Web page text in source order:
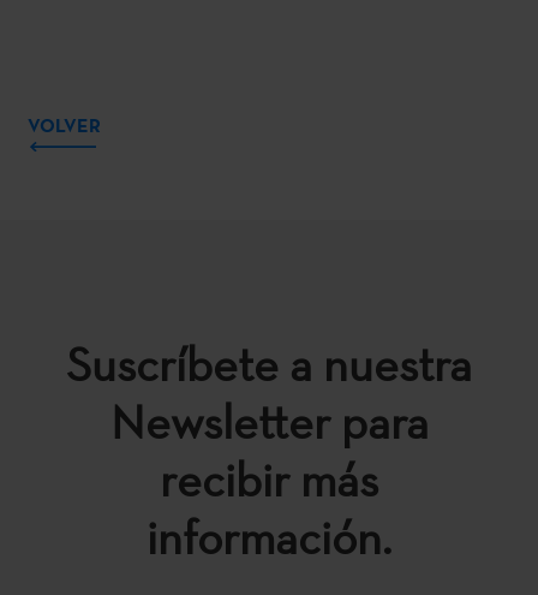
VOLVER
Suscríbete a nuestra
Newsletter para
recibir más
información.